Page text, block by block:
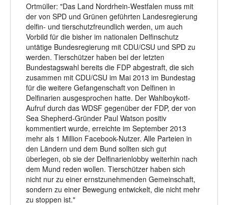
Ortmüller: "Das Land Nordrhein-Westfalen muss mit
der von SPD und Grünen geführten Landesregierung
delfin- und tierschutzfreundlich werden, um auch
Vorbild für die bisher im nationalen Delfinschutz
untätige Bundesregierung mit CDU/CSU und SPD zu
werden. Tierschützer haben bei der letzten
Bundestagswahl bereits die FDP abgestraft, die sich
zusammen mit CDU/CSU im Mai 2013 im Bundestag
für die weitere Gefangenschaft von Delfinen in
Delfinarien ausgesprochen hatte. Der Wahlboykott-
Aufruf durch das WDSF gegenüber der FDP, der von
Sea Shepherd-Gründer Paul Watson positiv
kommentiert wurde, erreichte im September 2013
mehr als 1 Million Facebook-Nutzer. Alle Parteien in
den Ländern und dem Bund sollten sich gut
überlegen, ob sie der Delfinarienlobby weiterhin nach
dem Mund reden wollen. Tierschützer haben sich
nicht nur zu einer ernstzunehmenden Gemeinschaft,
sondern zu einer Bewegung entwickelt, die nicht mehr
zu stoppen ist."